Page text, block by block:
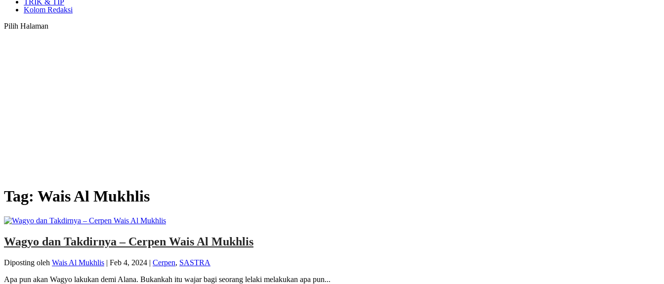
TRIK & TIP
Kolom Redaksi
Pilih Halaman
Tag: Wais Al Mukhlis
Wagyo dan Takdirnya – Cerpen Wais Al Mukhlis
Diposting oleh Wais Al Mukhlis | Feb 4, 2024 | Cerpen, SASTRA
Apa pun akan Wagyo lakukan demi Alana. Bukankah itu wajar bagi seorang lelaki melakukan apa pun...